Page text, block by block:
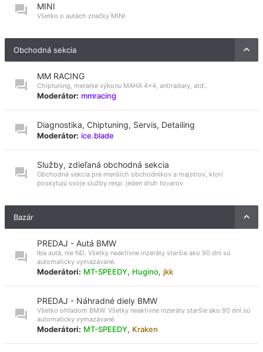
MINI
Všetko o autách značky MINI
Obchodná sekcia
MM RACING
Chiptuning, meranie výkonu MAHA 4x4, antiradary, atď..
Moderátor: mmracing
Diagnostika, Chiptuning, Servis, Detailing
Moderátor: ice.blade
Služby, zdieľaná obchodná sekcia
Obchodná sekcia pre menších obchodníkov a majstrov, ktorí
poskytujú svoje služby resp. jeden druh tovarov
Bazár
PREDAJ - Autá BMW
Iba autá, nie ND. Všetky neaktívne inzeráty staršie ako 90 dní sú
automaticky vymazávané.
Moderátori: MT-SPEEDY, Hugino, jkk
PREDAJ - Náhradné diely BMW
Všetko ohľadom BMW. Všetky neaktívne inzeráty staršie ako 90 dní sú
automaticky vymazávané.
Moderátori: MT-SPEEDY, Kraken